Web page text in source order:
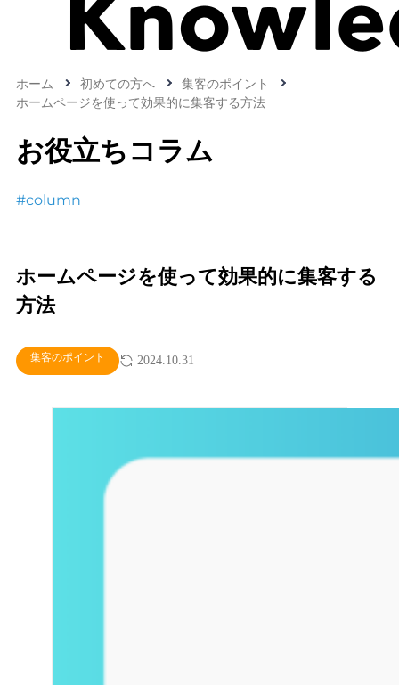
ホーム 初めての方へ
集客のポイント
ホームページを使って効果的に集客する方法
お役立ちコラム
#column
ホームページを使って効果的に集客する
方法
集客のポイント 2024.10.31